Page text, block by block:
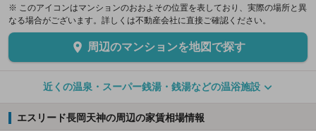
※ このアイコンはマンションのおおよその位置を表しており、実際の場所と異
なる場合がございます。詳しくは不動産会社に直接ご確認ください。
周辺のマンションを地図で探す
近くの温泉・スーパー銭湯・銭湯などの温浴施設
エスリード長岡天神の周辺の家賃相場情報